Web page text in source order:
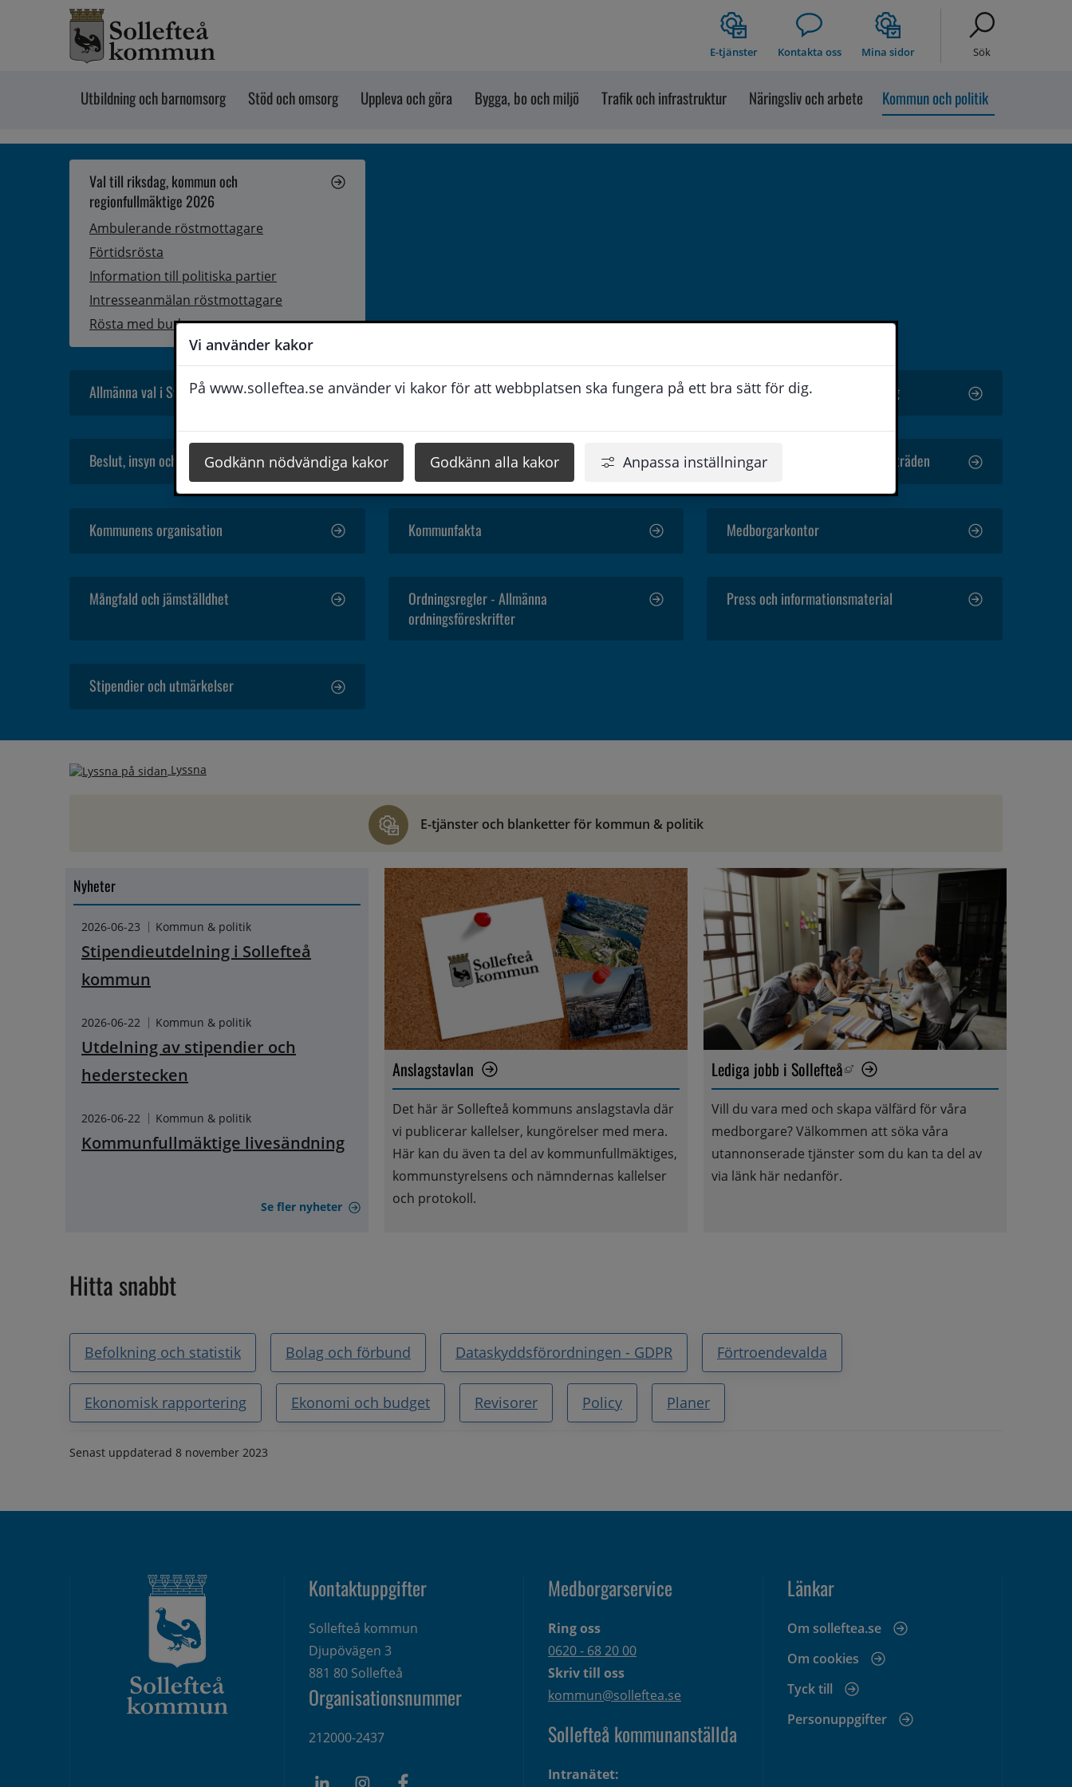
Vi använder kakor
På www.solleftea.se använder vi kakor för att webbplatsen ska fungera på ett bra sätt för dig.
Godkänn nödvändiga kakor Godkänn alla kakor Anpassa inställningar
Hoppa till innehåll
E-tjänster Kontakta oss Mina sidor Sök
Utbildning och barnomsorg Stöd och omsorg Uppleva och göra Bygga, bo och miljö Trafik och infrastruktur Näringsliv och arbete Kommun och politik
Val till riksdag, kommun och
regionfullmäktige 2026
Ambulerande röstmottagare
Förtidsrösta
Information till politiska partier
Intresseanmälan röstmottagare
Rösta med bud
Allmänna val i Sverige Anslagstavla Arkiv, diarium och släktforskning
Beslut, insyn och rättssäkerhet Dialog och synpunkter Kallelser, protokoll och sammanträden
Kommunens organisation Kommunfakta Medborgarkontor
Mångfald och jämställdhet
Ordningsregler - Allmänna
ordningsföreskrifter
Press och informationsmaterial
Stipendier och utmärkelser
Lyssna
E-tjänster och blanketter för kommun & politik
Nyheter
2026-06-23 Kommun & politik
Stipendieutdelning i Sollefteå
kommun
2026-06-22 Kommun & politik
Utdelning av stipendier och
hederstecken
2026-06-22 Kommun & politik
Kommunfullmäktige livesändning
Se fler nyheter
Anslagstavlan
Det här är Sollefteå kommuns anslagstavla där
vi publicerar kallelser, kungörelser med mera.
Här kan du även ta del av kommunfullmäktiges,
kommunstyrelsens och nämndernas kallelser
och protokoll.
Lediga jobb i Sollefteå
Länk till annan webbplats, öppnas i nytt fönster.
Vill du vara med och skapa välfärd för våra
medborgare? Välkommen att söka våra
utannonserade tjänster som du kan ta del av
via länk här nedanför.
Hitta snabbt
Befolkning och statistik Bolag och förbund Dataskyddsförordningen - GDPR Förtroendevalda
Ekonomisk rapportering Ekonomi och budget Revisorer Policy Planer
Senast uppdaterad 8 november 2023
Kontaktuppgifter
Sollefteå kommun
Djupövägen 3
881 80 Sollefteå
Organisationsnummer
212000-2437
Medborgarservice
Ring oss
0620 - 68 20 00
Skriv till oss
kommun@solleftea.se
Sollefteå kommunanställda
Intranätet:
Länkar
Om solleftea.se
Om cookies
Tyck till
Personuppgifter